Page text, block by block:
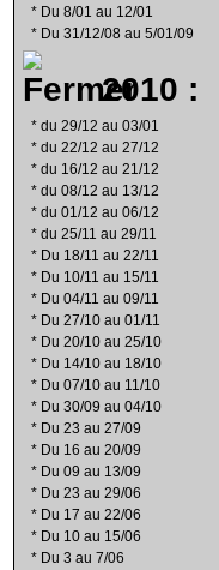
* Du 8/01 au 12/01
* Du 31/12/08 au 5/01/09
2010 :
* du 29/12 au 03/01
* du 22/12 au 27/12
* du 16/12 au 21/12
* du 08/12 au 13/12
* du 01/12 au 06/12
* du 25/11 au 29/11
* Du 18/11 au 22/11
* Du 10/11 au 15/11
* Du 04/11 au 09/11
* Du 27/10 au 01/11
* Du 20/10 au 25/10
* Du 14/10 au 18/10
* Du 07/10 au 11/10
* Du 30/09 au 04/10
* Du 23 au 27/09
* Du 16 au 20/09
* Du 09 au 13/09
* Du 23 au 29/06
* Du 17 au 22/06
* Du 10 au 15/06
* Du 3 au 7/06